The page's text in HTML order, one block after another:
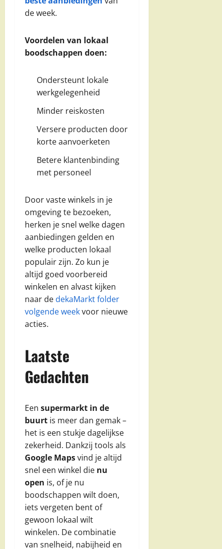
de week.
Voordelen van lokaal
boodschappen doen:
Ondersteunt lokale
werkgelegenheid
Minder reiskosten
Versere producten door
korte aanvoerketen
Betere klantenbinding
met personeel
Door vaste winkels in je
omgeving te bezoeken,
herken je snel welke dagen
aanbiedingen gelden en
welke producten lokaal
populair zijn. Zo kun je
altijd goed voorbereid
winkelen en alvast kijken
naar de dekaMarkt folder
volgende weekvoor nieuwe
acties.
Laatste
Gedachten
Een supermarkt in de
buurt is meer dan gemak –
het is een stukje dagelijkse
zekerheid. Dankzij tools als
Google Mapsvind je altijd
snel een winkel die nu
open is, of je nu
boodschappen wilt doen,
iets vergeten bent of
gewoon lokaal wilt
winkelen. De combinatie
van snelheid, nabijheid en